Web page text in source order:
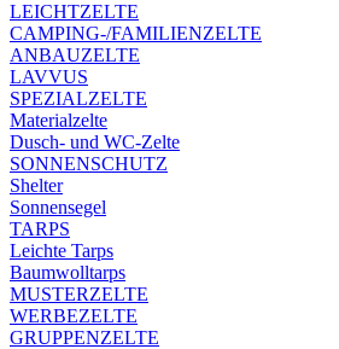
LEICHTZELTE
CAMPING-/FAMILIENZELTE
ANBAUZELTE
LAVVUS
SPEZIALZELTE
Materialzelte
Dusch- und WC-Zelte
SONNENSCHUTZ
Shelter
Sonnensegel
TARPS
Leichte Tarps
Baumwolltarps
MUSTERZELTE
WERBEZELTE
GRUPPENZELTE